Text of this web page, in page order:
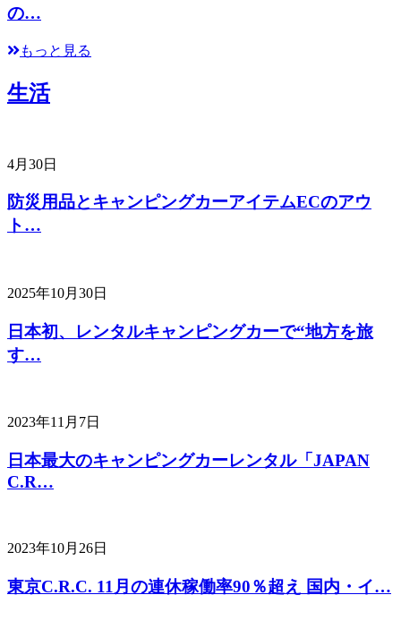
の…
もっと見る
生活
4月30日
防災用品とキャンピングカーアイテムECのアウ
ト…
2025年10月30日
日本初、レンタルキャンピングカーで“地方を旅
す…
2023年11月7日
日本最大のキャンピングカーレンタル「JAPAN
C.R…
2023年10月26日
東京C.R.C. 11月の連休稼働率90％超え 国内・イ…